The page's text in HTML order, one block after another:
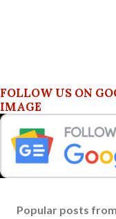
FOLLOW US ON
IMAGE
Popular posts